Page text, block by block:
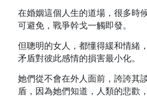
在婚姻這個人生的道場，很多時
可避免，戰爭幹戈一觸即發。
但聰明的女人，都懂得緩和情緒
矛盾對彼此感情的損害最小化。
她們從不會在外人面前，誇誇其
盾，因為她們知道，人類的悲歡